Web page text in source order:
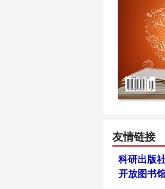
友情链接
科研出版
开放图书